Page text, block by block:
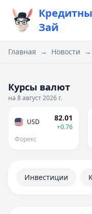
Зай
Главная → Новости →
Курсы валют
на 8 август 2026 г.
USD 82.01
+0.76
Форекс
Инвестиции